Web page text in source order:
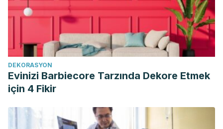
DEKORASYON
Evinizi Barbiecore Tarzında Dekore Etmek
için 4 Fikir